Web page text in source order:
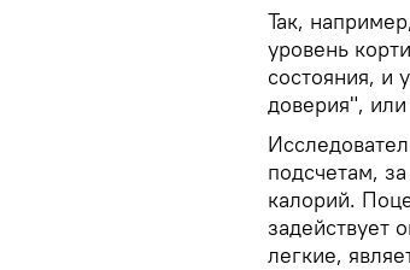
Так,
уровень
состояния, и
доверия",
подсчетам,
калорий.
задействует
легкие,